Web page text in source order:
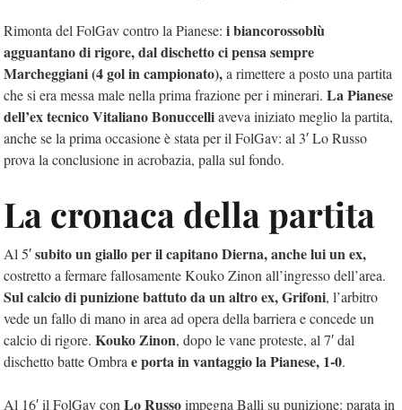
Rimonta del FolGav contro la Pianese: i biancorossoblù
agguantano di rigore, dal dischetto ci pensa sempre
Marcheggiani (4 gol in campionato),a rimettere a posto una partita
che si era messa male nella prima frazione per i minerari. La Pianese
dell’ex tecnico Vitaliano Bonuccelliaveva iniziato meglio la partita,
anche se la prima occasione è stata per il FolGav: al 3′ Lo Russo
prova la conclusione in acrobazia, palla sul fondo.
La cronaca della partita
Al 5′subito un giallo per il capitano Dierna, anche lui un ex,
costretto a fermare fallosamente Kouko Zinon all’ingresso dell’area.
Sul calcio di punizione battuto da un altro ex, Grifoni, l’arbitro
vede un fallo di mano in area ad opera della barriera e concede un
calcio di rigore. Kouko Zinon, dopo le vane proteste, al 7′ dal
dischetto batte Ombra e porta in vantaggio la Pianese, 1-0.
Al 16′ il FolGav con Lo Russoimpegna Balli su punizione: parata in